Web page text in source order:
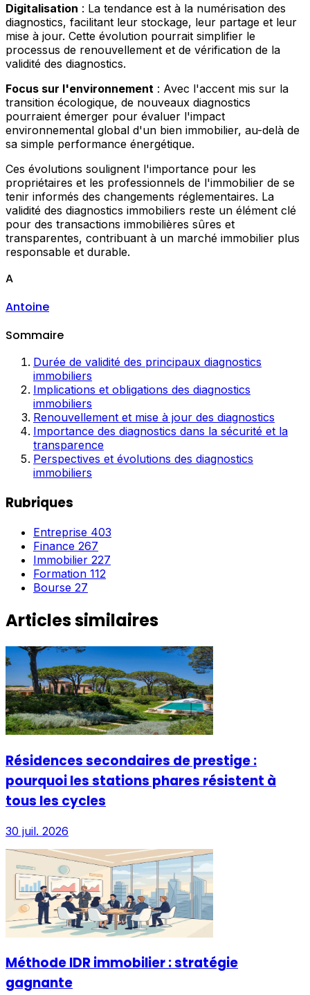
Digitalisation : La tendance est à la numérisation des
diagnostics, facilitant leur stockage, leur partage et leur
mise à jour. Cette évolution pourrait simplifier le
processus de renouvellement et de vérification de la
validité des diagnostics.
Focus sur l'environnement : Avec l'accent mis sur la
transition écologique, de nouveaux diagnostics
pourraient émerger pour évaluer l'impact
environnemental global d'un bien immobilier, au-delà de
sa simple performance énergétique.
Ces évolutions soulignent l'importance pour les
propriétaires et les professionnels de l'immobilier de se
tenir informés des changements réglementaires. La
validité des diagnostics immobiliers reste un élément clé
pour des transactions immobilières sûres et
transparentes, contribuant à un marché immobilier plus
responsable et durable.
A
Antoine
Sommaire
Durée de validité des principaux diagnostics
immobiliers
Implications et obligations des diagnostics
immobiliers
Renouvellement et mise à jour des diagnostics
Importance des diagnostics dans la sécurité et la
transparence
Perspectives et évolutions des diagnostics
immobiliers
Rubriques
Entreprise 403
Finance 267
Immobilier 227
Formation 112
Bourse 27
Articles similaires
Résidences secondaires de prestige :
pourquoi les stations phares résistent à
tous les cycles
30 juil. 2026
Méthode IDR immobilier : stratégie
gagnante